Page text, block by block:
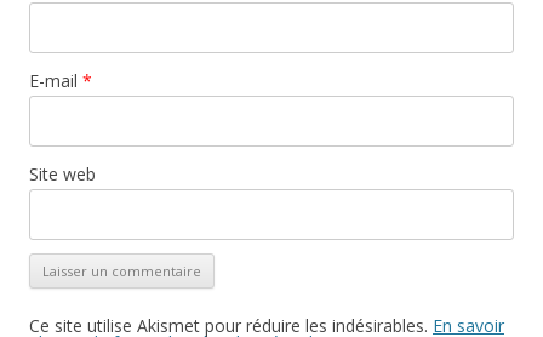
E-mail *
Site web
Ce site utilise Akismet pour réduire les indésirables. En savoir